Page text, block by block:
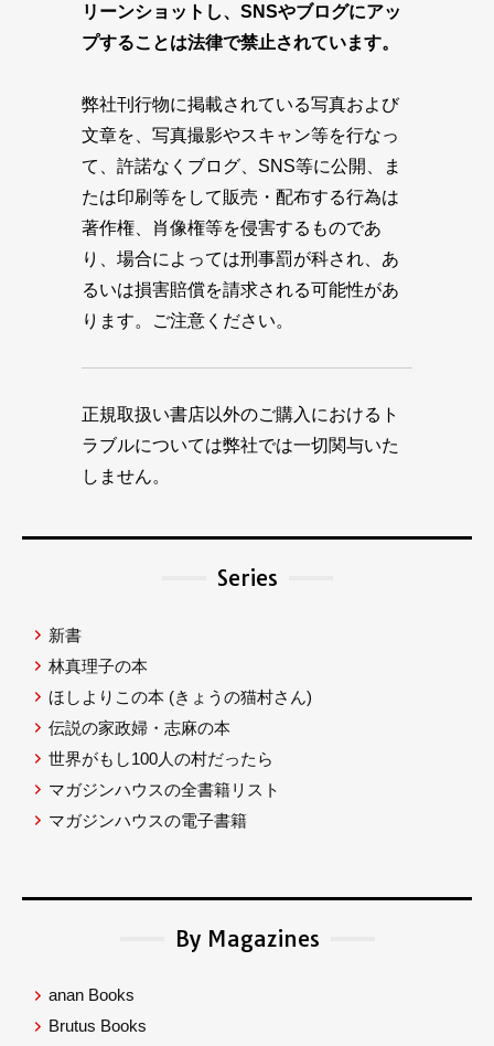
リーンショットし、SNSやブログにアッ
プすることは法律で禁止されています。
弊社刊行物に掲載されている写真および
文章を、写真撮影やスキャン等を行なっ
て、許諾なくブログ、SNS等に公開、ま
たは印刷等をして販売・配布する行為は
著作権、肖像権等を侵害するものであ
り、場合によっては刑事罰が科され、あ
るいは損害賠償を請求される可能性があ
ります。ご注意ください。
正規取扱い書店以外のご購入におけるト
ラブルについては弊社では一切関与いた
しません。
Series
新書
林真理子の本
ほしよりこの本 (きょうの猫村さん)
伝説の家政婦・志麻の本
世界がもし100人の村だったら
マガジンハウスの全書籍リスト
マガジンハウスの電子書籍
By Magazines
anan Books
Brutus Books